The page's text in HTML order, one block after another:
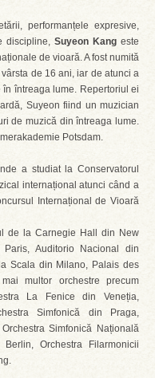
performanțele expresive,
discipline, Suyeon Kang este
de vioară. A fost numită
vârsta de 16 ani, iar de atunci a
întreaga lume. Repertoriul ei
Suyeon fiind un muzician
de muzică din întreaga lume.
Potsdam.
a studiat la Conservatorul
internațional atunci când a
Internațional de Vioară
de la Carnegie Hall din New
Auditorio Nacional din
Scala din Milano, Palais des
multor orchestre precum
La Fenice din Veneția,
Simfonică din Praga,
Simfonică Națională
Orchestra Filarmonicii